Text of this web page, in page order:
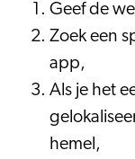
Geef de
Zoek een
app,
Als je het
hemel,